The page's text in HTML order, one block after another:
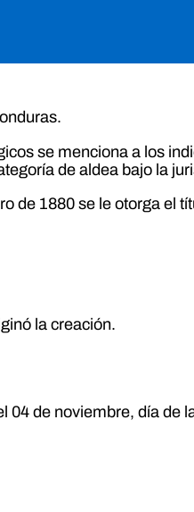
se menciona a los
de aldea bajo la
de 1880 se le otorga el
la creación.
04 de noviembre, día de